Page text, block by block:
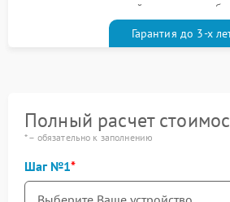
гарантийным талоном
Гарантия до 3-х
Полный расчет
* – обязательно к заполнению
Шаг №1